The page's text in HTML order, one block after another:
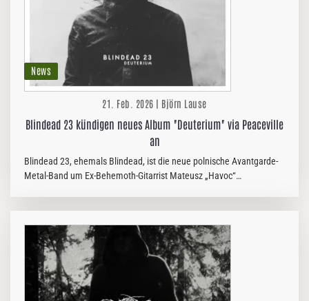
News
21. Feb. 2026 | Björn Lause
Blindead 23 kündigen neues Album "Deuterium" via Peaceville
an
Blindead 23, ehemals Blindead, ist die neue polnische Avantgarde-
Metal-Band um Ex-Behemoth-Gitarrist Mateusz „Havoc“